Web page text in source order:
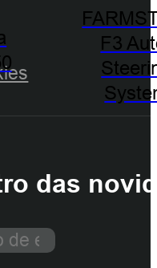
F3
das